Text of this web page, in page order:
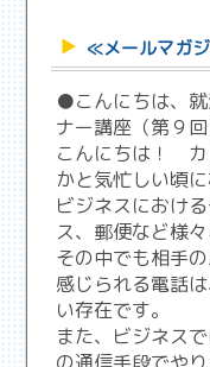
≪メールマガ
●こんにちは、
ナー講座（第９
こんにちは！ カ
かと気忙しい頃
ビジネスにおけ
ス、郵便など様々
その中でも相手
感じられる電話
い存在です。
また、ビジネス